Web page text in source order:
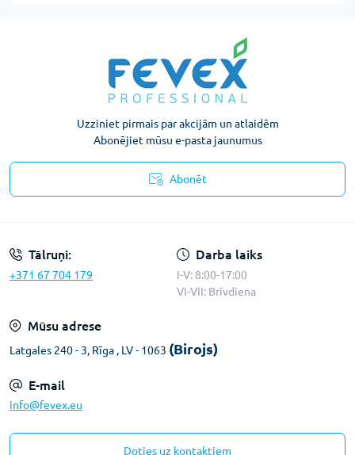
Uzziniet pirmais par akcijām un atlaidēm
Abonējiet mūsu e-pasta jaunumus
Abonēt
Tālruņi:
+371 67 704 179
Darba laiks
I-V: 8:00-17:00
VI-VII: Brīvdiena
Mūsu adrese
Latgales 240 - 3, Rīga , LV - 1063 (Birojs)
E-mail
info@fevex.eu
Doties uz kontaktiem